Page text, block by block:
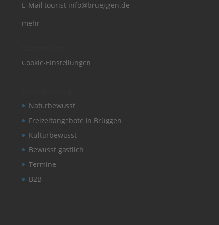
E-Mail tourist-info@brueggen.de
mehr
Cookie-Einstellungen
Naturbewusst
Freizeitangebote in Brüggen
Kulturbewusst
Bewusst gastlich
Termine
B2B